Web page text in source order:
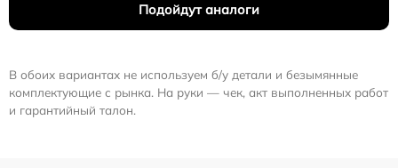
Подойдут аналоги
В обоих вариантах не используем б/у детали и безымянные
комплектующие с рынка. На руки — чек, акт выполненных работ
и гарантийный талон.